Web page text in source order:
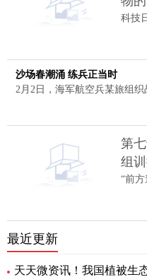
沙场春潮涌 练兵正当时
2月2日，海军航空兵某旅组织
第
组
最近更新
天天微资讯！我国植被生